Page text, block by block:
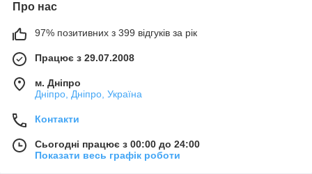
Про нас
97% позитивних з 399 відгуків за рік
Працює з 29.07.2008
м. Дніпро
Дніпро, Дніпро, Україна
Контакти
Сьогодні працює з 00:00 до 24:00
Показати весь графік роботи